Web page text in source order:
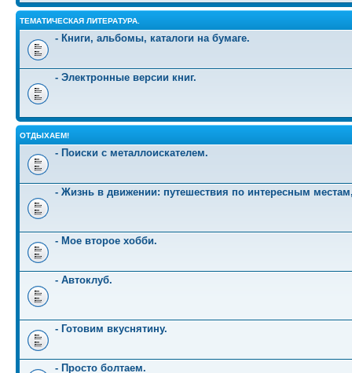
ТЕМАТИЧЕСКАЯ ЛИТЕРАТУРА.
- Книги, альбомы, каталоги на бумаге.
- Электронные версии книг.
ОТДЫХАЕМ!
- Поиски с металлоискателем.
- Жизнь в движении: путешествия по интересным
- Мое второе хобби.
- Автоклуб.
- Готовим вкуснятину.
- Просто болтаем.